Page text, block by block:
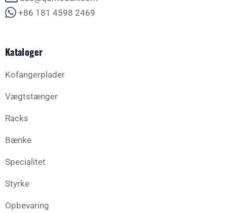
+86 181 4598 2469
Kataloger
Kofangerplader
Vægtstænger
Racks
Bænke
Specialitet
Styrke
Opbevaring